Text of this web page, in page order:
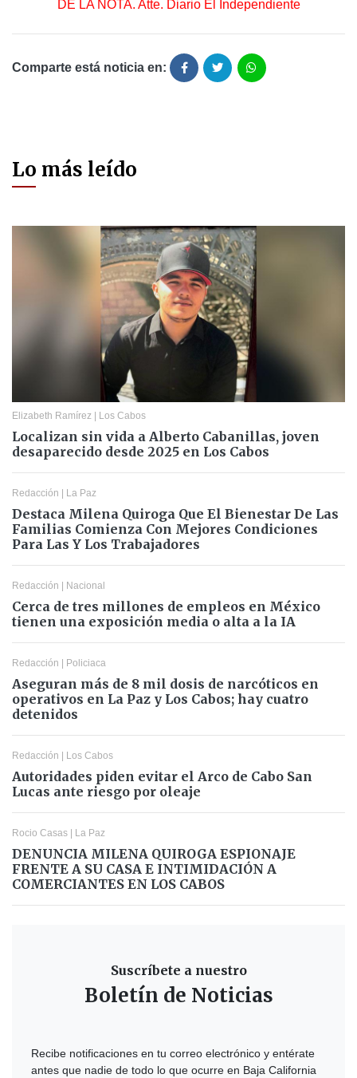
DE LA NOTA. Atte. Diario El Independiente
Comparte está noticia en:
Lo más leído
Elizabeth Ramírez Los Cabos
Localizan sin vida a Alberto Cabanillas, joven
desaparecido desde 2025 en Los Cabos
Redacción La Paz
Destaca Milena Quiroga Que El Bienestar De Las
Familias Comienza Con Mejores Condiciones
Para Las Y Los Trabajadores
Redacción Nacional
Cerca de tres millones de empleos en México
tienen una exposición media o alta a la IA
Redacción Policiaca
Aseguran más de 8 mil dosis de narcóticos en
operativos en La Paz y Los Cabos; hay cuatro
detenidos
Redacción Los Cabos
Autoridades piden evitar el Arco de Cabo San
Lucas ante riesgo por oleaje
Rocio Casas La Paz
DENUNCIA MILENA QUIROGA ESPIONAJE
FRENTE A SU CASA E INTIMIDACIÓN A
COMERCIANTES EN LOS CABOS
Suscríbete a nuestro
Boletín de Noticias
Recibe notificaciones en tu correo electrónico y entérate
antes que nadie de todo lo que ocurre en Baja California